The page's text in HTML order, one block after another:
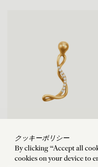
Alphajoaillerie Necklace - Letter J
18 Karats Yellow Gold
$1,665
クッキーポリシー
By clicking “Accept all
cookies on your device to